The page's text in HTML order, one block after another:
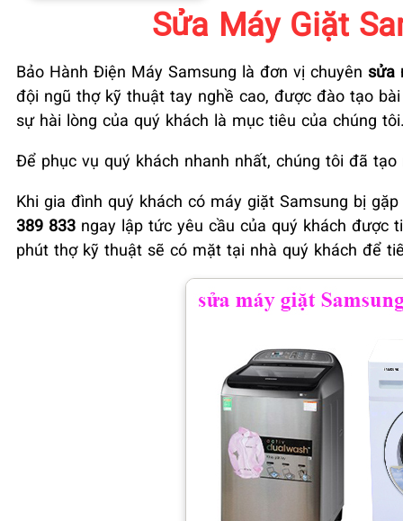
Sửa Máy Giặt
Bảo Hành Điện Máy Samsung là đơn vị chuyên sửa
đội ngũ thợ kỹ thuật tay nghề cao, được đào tạo
sự hài lòng của quý khách là mục tiêu của chúng tôi.
Để phục vụ quý khách nhanh nhất, chúng tôi đã
Khi gia đình quý khách có máy giặt Samsung bị
389 833 ngay lập tức yêu cầu của quý khách được
phút thợ kỹ thuật sẽ có mặt tại nhà quý khách để